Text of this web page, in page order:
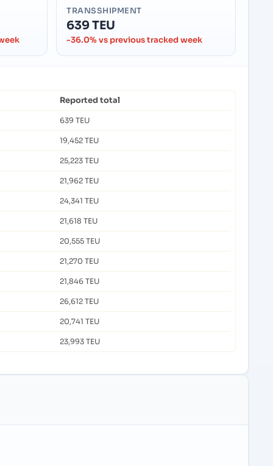
TRANSSHIPMENT
639 TEU
-36.0% vs previous tracked week
Reported total
639 TEU
19,452 TEU
25,223 TEU
21,962 TEU
24,341 TEU
21,618 TEU
20,555 TEU
21,270 TEU
21,846 TEU
26,612 TEU
20,741 TEU
23,993 TEU